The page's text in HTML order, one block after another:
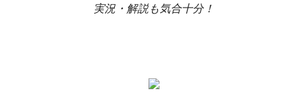
実況・解説も気合十分！